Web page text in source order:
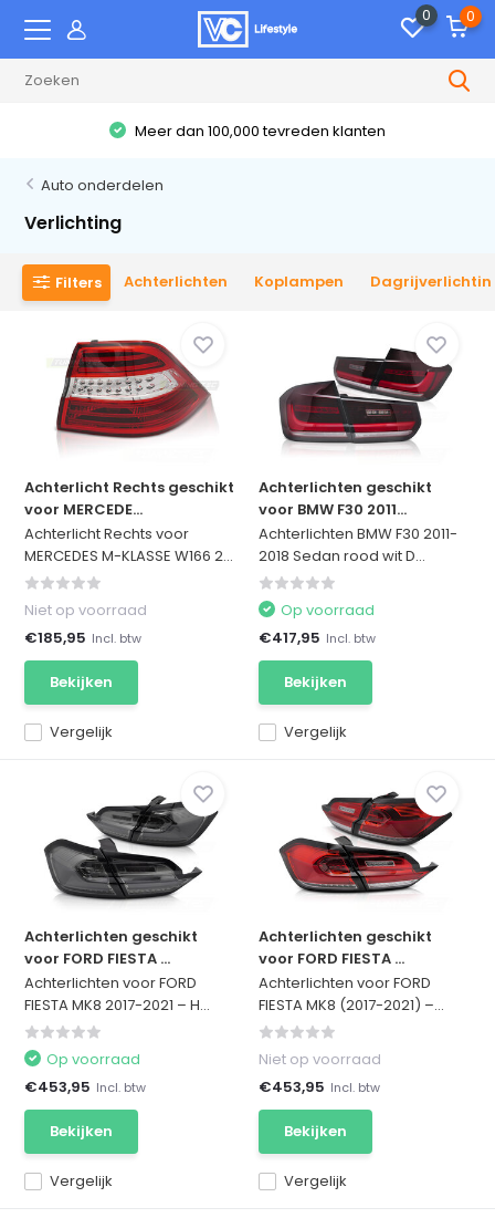
0 0
Meer dan 100,000 tevreden klanten
Auto onderdelen
Verlichting
Filters Achterlichten Koplampen
Achterlicht Rechts geschikt
voor MERCEDE...
Achterlicht Rechts voor
MERCEDES M-KLASSE W166 2...
Vergelijk
Niet op voorraad
€185,95 Incl. btw
Bekijken
Achterlichten geschikt
voor BMW F30 2011...
Achterlichten BMW F30 2011-
2018 Sedan rood wit D...
Vergelijk
Op voorraad
€417,95 Incl. btw
Bekijken
Achterlichten geschikt
voor FORD FIESTA ...
Achterlichten voor FORD
FIESTA MK8 2017-2021 – H...
Vergelijk
Op voorraad
€453,95 Incl. btw
Bekijken
Achterlichten geschikt
voor FORD FIESTA ...
Achterlichten voor FORD
FIESTA MK8 (2017-2021) –...
Vergelijk
Niet op voorraad
€453,95 Incl. btw
Bekijken